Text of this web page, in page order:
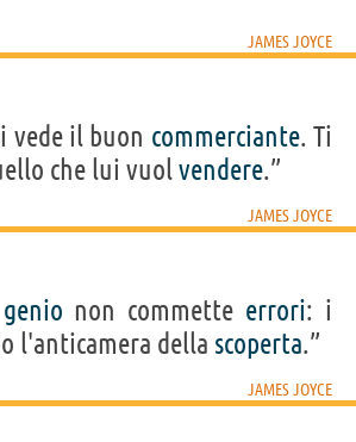
JAMES JOYCE
vede il buon commerciante. Ti
che lui vuolvendere.”
JAMES JOYCE
genio non commette errori: i
l'anticamera della scoperta.”
JAMES JOYCE